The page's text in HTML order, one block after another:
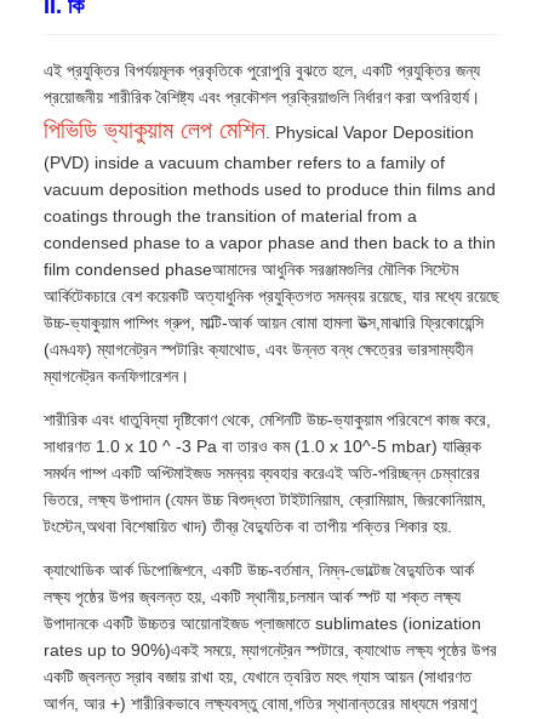
II. কি
এই প্রযুক্তির বিপর্যয়মূলক প্রকৃতিকে পুরোপুরি বুঝতে হলে, একটি প্রযুক্তির জন্য
প্রয়োজনীয় শারীরিক বৈশিষ্ট্য এবং প্রকৌশল প্রক্রিয়াগুলি নির্ধারণ করা অপরিহার্য।
পিভিডি ভ্যাকুয়াম লেপ মেশিন . Physical Vapor Deposition
(PVD) inside a vacuum chamber refers to a family of
vacuum deposition methods used to produce thin films and
coatings through the transition of material from a
condensed phase to a vapor phase and then back to a thin
film condensed phaseআমাদের আধুনিক সরঞ্জামগুলির মৌলিক সিস্টেম
আর্কিটেকচারে বেশ কয়েকটি অত্যাধুনিক প্রযুক্তিগত সমন্বয় রয়েছে, যার মধ্যে রয়েছে
উচ্চ-ভ্যাকুয়াম পাম্পিং গ্রুপ, মাল্টি-আর্ক আয়ন বোমা হামলা উত্স,মাঝারি ফ্রিকোয়েন্সি
(এমএফ) ম্যাগনেট্রন স্পটারিং ক্যাথোড, এবং উন্নত বন্ধ ক্ষেত্রের ভারসাম্যহীন
ম্যাগনেট্রন কনফিগারেশন।
শারীরিক এবং ধাতুবিদ্যা দৃষ্টিকোণ থেকে, মেশিনটি উচ্চ-ভ্যাকুয়াম পরিবেশে কাজ করে,
সাধারণত 1.0 x 10 ^ -3 Pa বা তারও কম (1.0 x 10^-5 mbar) যান্ত্রিক
সমর্থন পাম্প একটি অপ্টিমাইজড সমন্বয় ব্যবহার করেএই অতি-পরিচ্ছন্ন চেম্বারের
ভিতরে, লক্ষ্য উপাদান (যেমন উচ্চ বিশুদ্ধতা টাইটানিয়াম, ক্রোমিয়াম, জিরকোনিয়াম,
টংস্টেন,অথবা বিশেষায়িত খাদ) তীব্র বৈদ্যুতিক বা তাপীয় শক্তির শিকার হয়.
ক্যাথোডিক আর্ক ডিপোজিশনে, একটি উচ্চ-বর্তমান, নিম্ন-ভোল্টেজ বৈদ্যুতিক আর্ক
লক্ষ্য পৃষ্ঠের উপর জ্বলন্ত হয়, একটি স্থানীয়,চলমান আর্ক স্পট যা শক্ত লক্ষ্য
উপাদানকে একটি উচ্চতর আয়োনাইজড প্লাজমাতে sublimates (ionization
rates up to 90%)একই সময়ে, ম্যাগনেট্রন স্পটারে, ক্যাথোড লক্ষ্য পৃষ্ঠের উপর
একটি জ্বলন্ত স্রাব বজায় রাখা হয়, যেখানে ত্বরিত মহৎ গ্যাস আয়ন (সাধারণত
আর্গন, আর +) শারীরিকভাবে লক্ষ্যবস্তু বোমা,গতির স্থানান্তরের মাধ্যমে পরমাণু